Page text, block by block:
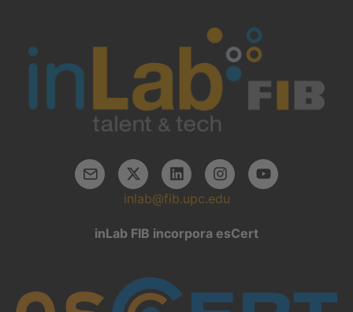
inlab@fib.upc.edu
inLab FIB incorpora esCert